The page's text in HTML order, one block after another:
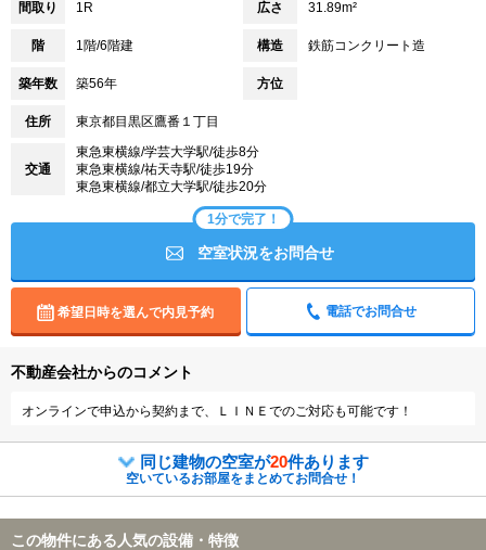
間取り 1R 広さ 31.89m²
階 1階/6階建 構造 鉄筋コンクリート造
築年数 築56年 方位
住所 東京都目黒区鷹番１丁目
交通
東急東横線/学芸大学駅/徒歩8分
東急東横線/祐天寺駅/徒歩19分
東急東横線/都立大学駅/徒歩20分
1分で完了！
空室状況をお問合せ
希望日時を選んで内見予約 電話でお問合せ
不動産会社からのコメント
オンラインで申込から契約まで、ＬＩＮＥでのご対応も可能です！
同じ建物の空室が20件あります
空いているお部屋をまとめてお問合せ！
この物件にある人気の設備・特徴